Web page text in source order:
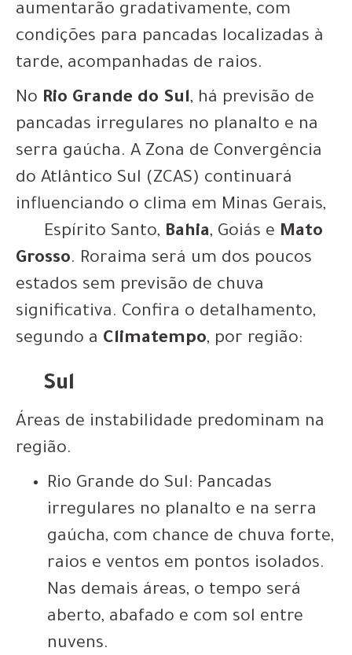
aumentarão gradativamente, com
condições para pancadas localizadas à
tarde, acompanhadas de raios.
No Rio Grande do Sul, há previsão de
pancadas irregulares no planalto e na
serra gaúcha. A Zona de Convergência
do Atlântico Sul (ZCAS) continuará
influenciando o clima em Minas Gerais,
Espírito Santo, Bahia, Goiás e Mato
Grosso. Roraima será um dos poucos
estados sem previsão de chuva
significativa. Confira o detalhamento,
segundo a Climatempo, por região:
Sul
Áreas de instabilidade predominam na
região.
Rio Grande do Sul: Pancadas
irregulares no planalto e na serra
gaúcha, com chance de chuva forte,
raios e ventos em pontos isolados.
Nas demais áreas, o tempo será
aberto, abafado e com sol entre
nuvens.